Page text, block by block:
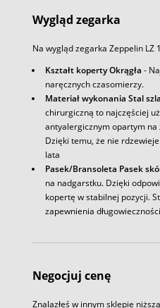
Wygląd zegarka
Na wygląd zegarka Zeppelin LZ
Kształt koperty Okrągła -
naręcznych czasomierzy.
Materiał wykonania Stal
chirurgiczną to najczęściej
antyalergicznym opartym na
Dzięki temu, że nie
lata
Pasek/Bransoleta Pasek
na nadgarstku. Dzięki
kopertę w stabilnej pozycji.
zapewnienia
Negocjuj cenę
Znalazłeś w innym sklepie